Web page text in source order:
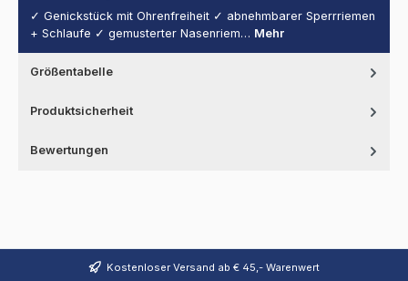
✓ Genickstück mit Ohrenfreiheit ✓ abnehmbarer Sperrriemen
+ Schlaufe ✓ gemusterter Nasenriem… Mehr
Größentabelle
Produktsicherheit
Bewertungen
Kostenloser Versand ab € 45,- Warenwert